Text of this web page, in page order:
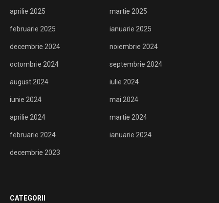
aprilie 2025 martie 2025
februarie 2025 ianuarie 2025
decembrie 2024 noiembrie 2024
octombrie 2024 septembrie 2024
august 2024 iulie 2024
iunie 2024 mai 2024
aprilie 2024 martie 2024
februarie 2024 ianuarie 2024
decembrie 2023
CATEGORII